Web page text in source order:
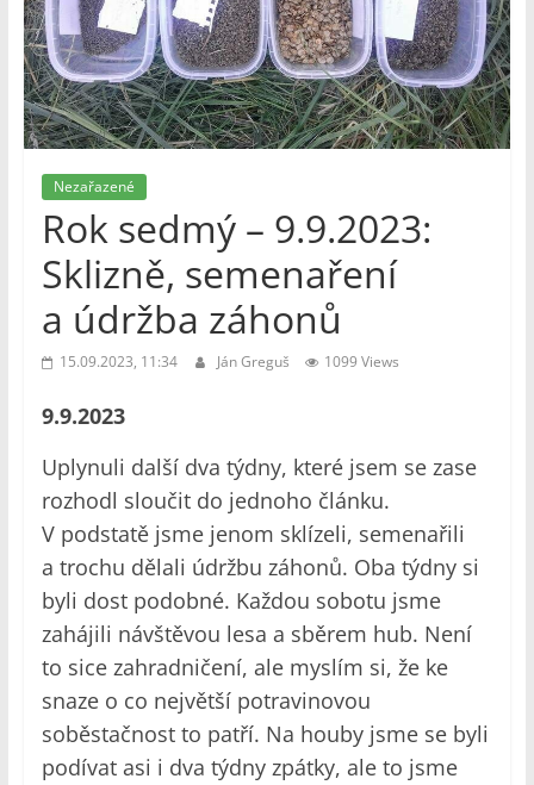
Nezařazené
Rok sedmý – 9.9.2023:
Sklizně, semenaření
a údržba záhonů
15.09.2023, 11:34 Ján Greguš 1099 Views
9.9.2023
Uplynuli další dva týdny, které jsem se zase
rozhodl sloučit do jednoho článku.
V podstatě jsme jenom sklízeli, semenařili
a trochu dělali údržbu záhonů. Oba týdny si
byli dost podobné. Každou sobotu jsme
zahájili návštěvou lesa a sběrem hub. Není
to sice zahradničení, ale myslím si, že ke
snaze o co největší potravinovou
soběstačnost to patří. Na houby jsme se byli
podívat asi i dva týdny zpátky, ale to jsme